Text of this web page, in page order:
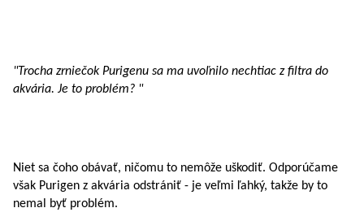
"Trocha zrniečok Purigenu sa ma uvoľnilo nechtiac z filtra do
akvária. Je to problém? "
Niet sa čoho obávať, ničomu to nemôže uškodiť. Odporúčame
však Purigen z akvária odstrániť - je veľmi ľahký, takže by to
nemal byť problém.